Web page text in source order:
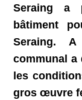
Seraing a
bâtiment
Seraing.
communal a
les
gros œuvre